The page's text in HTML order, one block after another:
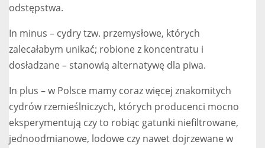
odstępstwa.
In minus – cydry tzw. przemysłowe, których
zalecałabym unikać; robione z koncentratu i
dosładzane – stanowią alternatywę dla piwa.
In plus – w Polsce mamy coraz więcej znakomitych
cydrów rzemieślniczych, których producenci mocno
eksperymentują czy to robiąc gatunki niefiltrowane,
jednoodmianowe, lodowe czy nawet dojrzewane w